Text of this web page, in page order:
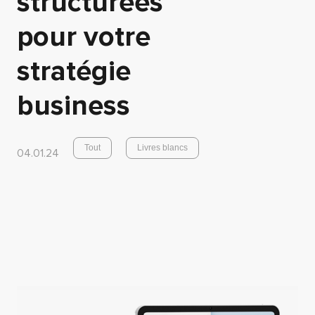
pour votre
stratégie
business
04.01.24 Tout Livres blancs